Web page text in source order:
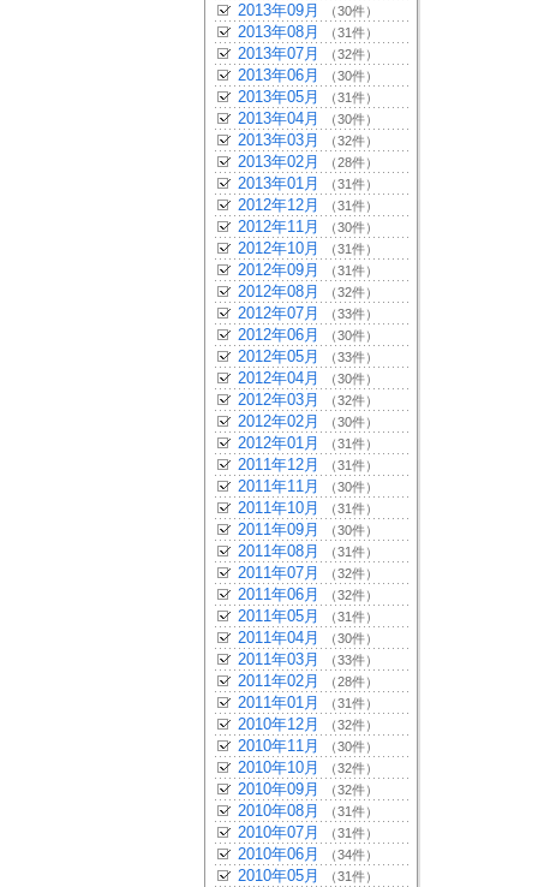
2013年09月 （30件）
2013年08月 （31件）
2013年07月 （32件）
2013年06月 （30件）
2013年05月 （31件）
2013年04月 （30件）
2013年03月 （32件）
2013年02月 （28件）
2013年01月 （31件）
2012年12月 （31件）
2012年11月 （30件）
2012年10月 （31件）
2012年09月 （31件）
2012年08月 （32件）
2012年07月 （33件）
2012年06月 （30件）
2012年05月 （33件）
2012年04月 （30件）
2012年03月 （32件）
2012年02月 （30件）
2012年01月 （31件）
2011年12月 （31件）
2011年11月 （30件）
2011年10月 （31件）
2011年09月 （30件）
2011年08月 （31件）
2011年07月 （32件）
2011年06月 （32件）
2011年05月 （31件）
2011年04月 （30件）
2011年03月 （33件）
2011年02月 （28件）
2011年01月 （31件）
2010年12月 （32件）
2010年11月 （30件）
2010年10月 （32件）
2010年09月 （32件）
2010年08月 （31件）
2010年07月 （31件）
2010年06月 （34件）
2010年05月 （31件）